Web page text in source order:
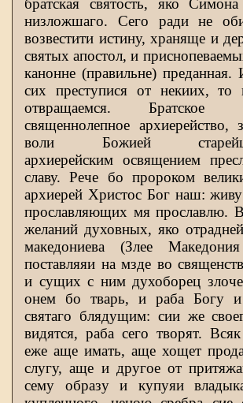
братская святость, яко
низложшаго. Сего ради не
возвестити истину, храняще и
святых апостол, и
канонне (правильне)
сих преступися от некиих, то
отвращаемся.
священнолепное архиерейство,
воли Божией
архиерейским освящением
славу. Рече бо пророком
архиерей Христос Бог наш:
прославляющих мя прославлю.
желаний духовных, яко
македониева (Злее
поставляяи на мзде во
и сущих с ним духоборец
онем бо тварь, и раба Богу
святаго блядущим: сии же
видятся, раба сего творят.
еже аще имать, аще хощет
слугу, аще и другое от
сему образу и купуяи